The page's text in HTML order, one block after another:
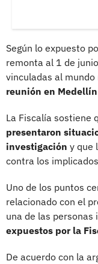
Según lo expuesto
remonta al 1 de
vinculadas al mundo
reunión en
La Fiscalía sostiene
presentaron
investigación y que
contra los
Uno de los puntos
relacionado con el
una de las personas
expuestos por la
De acuerdo con la